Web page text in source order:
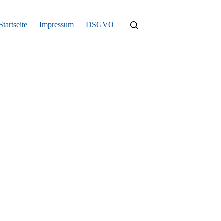
Impressum DSGVO